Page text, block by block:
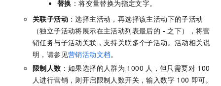
替换 ：将变量替换为指定文字。
关联子活动 ：选择主活动，再选择该主活动下的子活动
（独立子活动将展示在主活动列表最后的 - 之下），将营
销任务与子活动关联，支持关联多个子活动。活动相关说
明，请参见营销活动文档。
限制人数 ：如果选择的人群为 1000 人，但只需要对 100
人进行营销，则开启限制人数开关，输入数字 100 即可。